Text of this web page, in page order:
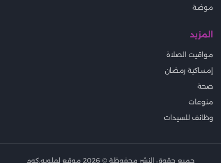
موضة
المزيد
مواقيت الصلاة
إمساكية رمضان
صحة
منوعات
وظائف للسيدات
جميع حقوق النشر محفوظة © 2026 موقع لهلوبه.كوم